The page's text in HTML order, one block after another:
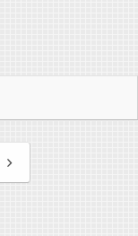
次